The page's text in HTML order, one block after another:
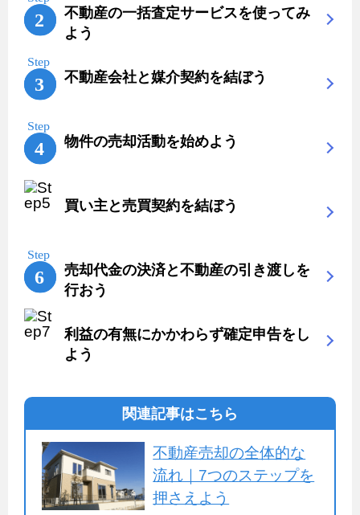
不動産の一括査定サービスを使ってみ
よう
不動産会社と媒介契約を結ぼう
物件の売却活動を始めよう
買い主と売買契約を結ぼう
売却代金の決済と不動産の引き渡しを
行おう
利益の有無にかかわらず確定申告をし
よう
関連記事はこちら
不動産売却の全体的な
流れ｜7つのステップを
押さえよう